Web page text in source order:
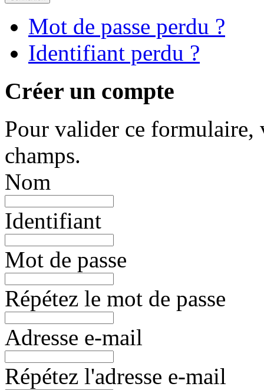
Mot de passe perdu ?
Identifiant perdu ?
Créer un compte
Pour valider ce formulaire,
champs.
Nom
Identifiant
Mot de passe
Répétez le mot de passe
Adresse e-mail
Répétez l'adresse e-mail